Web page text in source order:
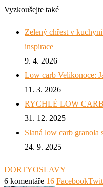
Vyzkoušejte také
Zelený chřest v
inspirace
9. 4. 2026
Low carb Velikonoce:
11. 3. 2026
RYCHLÉ LOW
31. 12. 2025
Slaná low carb granola
24. 9. 2025
DORTYOSLAVY
6 komentáře 16 Facebook